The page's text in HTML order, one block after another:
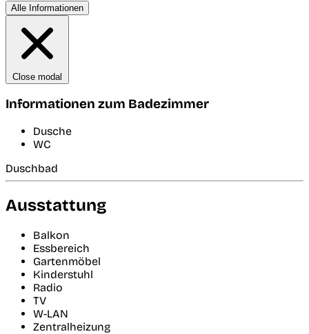
Alle Informationen
Close modal
Informationen zum Badezimmer
Dusche
WC
Duschbad
Ausstattung
Balkon
Essbereich
Gartenmöbel
Kinderstuhl
Radio
TV
W-LAN
Zentralheizung